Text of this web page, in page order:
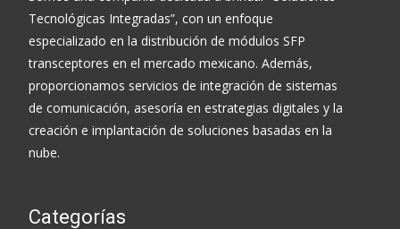
Tecnológicas Integradas”, con un enfoque
especializado en la distribución de módulos SFP
transceptores en el mercado mexicano. Además,
proporcionamos servicios de integración de sistemas
de comunicación, asesoría en estrategias digitales y la
creación e implantación de soluciones basadas en la
nube.
Categorías